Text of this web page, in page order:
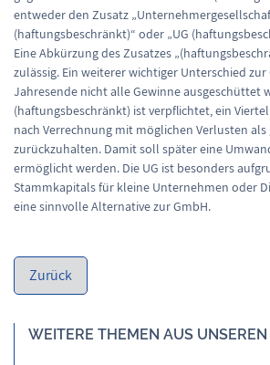
entweder den Zusatz
(haftungsbeschränkt)“ oder „UG
Eine Abkürzung des Zusatzes
zulässig. Ein weiterer wichtiger Unterschied zur
Jahresende nicht alle Gewinne ausgeschüttet
(haftungsbeschränkt) ist verpflichtet, ein
nach Verrechnung mit möglichen Verlusten als
zurückzuhalten. Damit soll später eine
ermöglicht werden. Die UG ist besonders
Stammkapitals für kleine Unternehmen oder
eine sinnvolle Alternative zur GmbH.
WEITERE THEMEN AUS